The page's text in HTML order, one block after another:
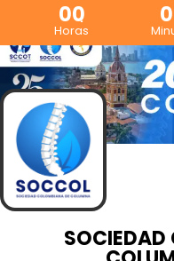
00
Horas
SOCIEDAD